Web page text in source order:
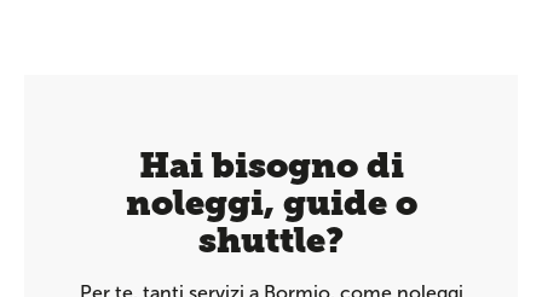
Hai bisogno di
noleggi, guide o
shuttle?
Per te, tanti servizi a Bormio, come noleggi